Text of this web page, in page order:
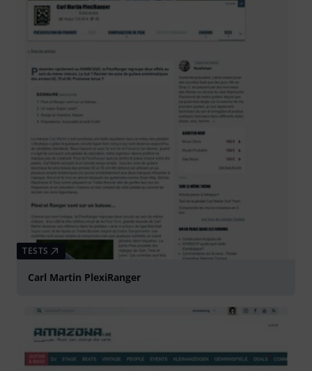
TESTS
Carl Martin PlexiRanger